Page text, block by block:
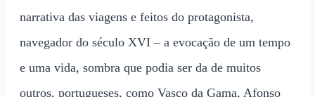
narrativa das viagens e feitos do protagonista,
navegador do século XVI – a evocação de um tempo
e uma vida, sombra que podia ser da de muitos
outros, portugueses, como Vasco da Gama, Afonso